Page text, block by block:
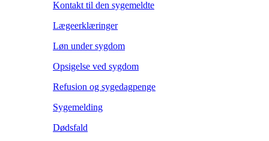
Kontakt til den sygemeldte
Lægeerklæringer
Løn under sygdom
Opsigelse ved sygdom
Refusion og sygedagpenge
Sygemelding
Dødsfald